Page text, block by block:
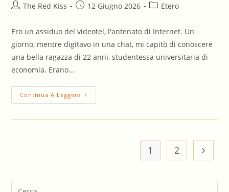
AutoreThe Red Kiss
Articolo12 Giugno 2026
Categoria
Etero
Ero un assiduo del videotel, l'antenato di Internet. Un
giorno, mentre digitavo in una chat, mi capitò di conoscere
una bella ragazza di 22 anni, studentessa universitaria di
economia. Erano…
Continua A Leggere Fabiola
1 2 Vai alla